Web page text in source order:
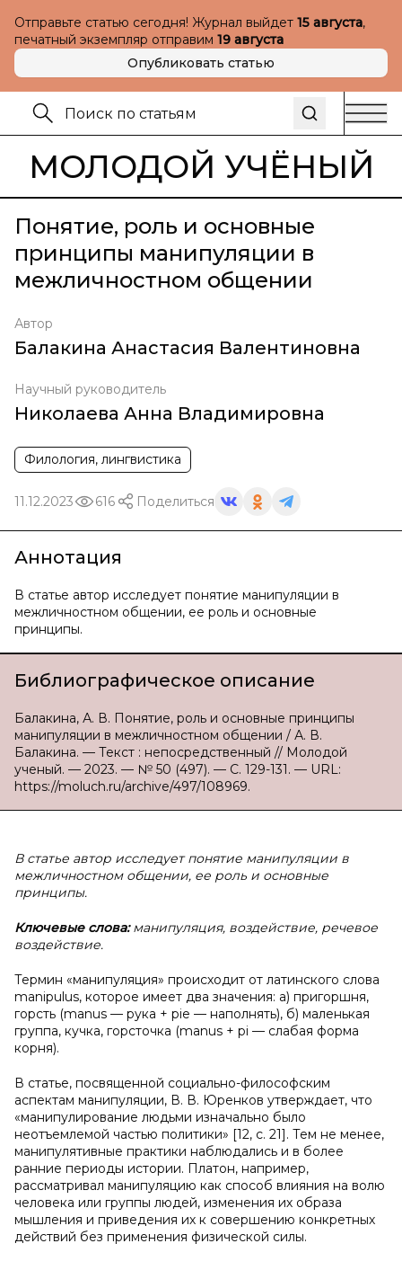
Отправьте статью сегодня! Журнал выйдет 15 августа,
печатный экземпляр отправим 19 августа
Опубликовать статью
МОЛОДОЙ УЧЁНЫЙ
Понятие, роль и основные
принципы манипуляции в
межличностном общении
Автор
Балакина Анастасия Валентиновна
Научный руководитель
Николаева Анна Владимировна
Филология, лингвистика
11.12.2023 616 Поделиться
Аннотация
В статье автор исследует понятие манипуляции в
межличностном общении, ее роль и основные
принципы.
Библиографическое описание
Балакина, А. В. Понятие, роль и основные принципы
манипуляции в межличностном общении / А. В.
Балакина. — Текст : непосредственный // Молодой
ученый. — 2023. — № 50 (497). — С. 129-131. — URL:
https://moluch.ru/archive/497/108969.
В статье автор исследует понятие манипуляции в
межличностном общении, ее роль и основные
принципы.
Ключевые слова:манипуляция, воздействие, речевое
воздействие.
Термин «манипуляция» происходит от латинского слова
manipulus, которое имеет два значения: а) пригоршня,
горсть (manus — рука + pie — наполнять), б) маленькая
группа, кучка, горсточка (manus + pi — слабая форма
корня).
В статье, посвященной социально-философским
аспектам манипуляции, В. В. Юренков утверждает, что
«манипулирование людьми изначально было
неотъемлемой частью политики» [12, c. 21]. Тем не менее,
манипулятивные практики наблюдались и в более
ранние периоды истории. Платон, например,
рассматривал манипуляцию как способ влияния на волю
человека или группы людей, изменения их образа
мышления и приведения их к совершению конкретных
действий без применения физической силы.